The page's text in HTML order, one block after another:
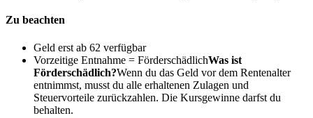
Zu beachten
Geld erst ab 62 verfügbar
Vorzeitige Entnahme = FörderschädlichWas ist
Förderschädlich?Wenn du das Geld vor dem Rentenalter
entnimmst, musst du alle erhaltenen Zulagen und
Steuervorteile zurückzahlen. Die Kursgewinne darfst du
behalten.